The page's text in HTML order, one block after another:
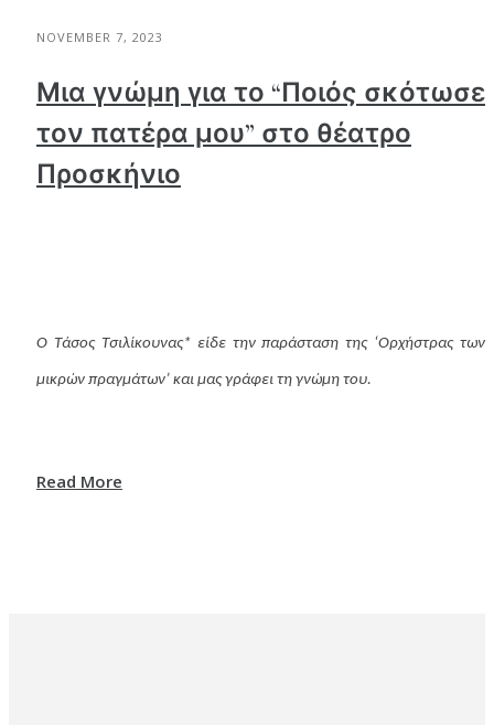
NOVEMBER 7, 2023
Μια γνώμη για το “Ποιός σκότωσε
τον πατέρα μου” στο θέατρο
Προσκήνιο
Ο Τάσος Τσιλίκουνας* είδε την παράσταση της ‘Ορχήστρας των
μικρών πραγμάτων’ και μας γράφει τη γνώμη του.
Read More